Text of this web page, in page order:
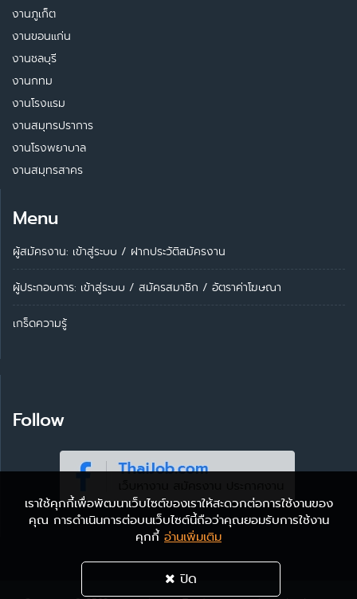
งานภูเก็ต
งานขอนแก่น
งานชลบุรี
งานกทม
งานโรงแรม
งานสมุทรปราการ
งานโรงพยาบาล
งานสมุทรสาคร
Menu
ผู้สมัครงาน: เข้าสู่ระบบ / ฝากประวัติสมัครงาน
ผู้ประกอบการ: เข้าสู่ระบบ / สมัครสมาชิก / อัตราค่าโฆษณา
เกร็ดความรู้
Follow
เราใช้คุกกี้เพื่อพัฒนาเว็บไซต์ของเราให้สะดวกต่อการใช้งานของ
คุณ การดำเนินการต่อบนเว็บไซต์นี้ถือว่าคุณยอมรับการใช้งาน
คุกกี้ อ่านเพิ่มเติม
ปิด